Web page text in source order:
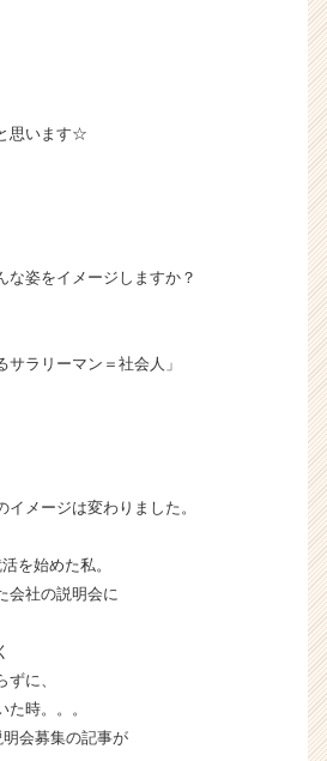
思います☆
な姿をイメージしますか？
サラリーマン＝社会人」
メージは変わりました。
を始めた私。
会社の説明会に
に、
時。。。
会募集の記事が